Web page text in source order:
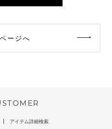
ージへ
アイテム詳細検索